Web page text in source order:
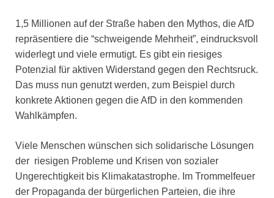
1,5 Millionen auf der Straße haben den Mythos, die AfD
repräsentiere die “schweigende Mehrheit”, eindrucksvoll
widerlegt und viele ermutigt. Es gibt ein riesiges
Potenzial für aktiven Widerstand gegen den Rechtsruck.
Das muss nun genutzt werden, zum Beispiel durch
konkrete Aktionen gegen die AfD in den kommenden
Wahlkämpfen.
Viele Menschen wünschen sich solidarische Lösungen
der riesigen Probleme und Krisen von sozialer
Ungerechtigkeit bis Klimakatastrophe. Im Trommelfeuer
der Propaganda der bürgerlichen Parteien, die ihre